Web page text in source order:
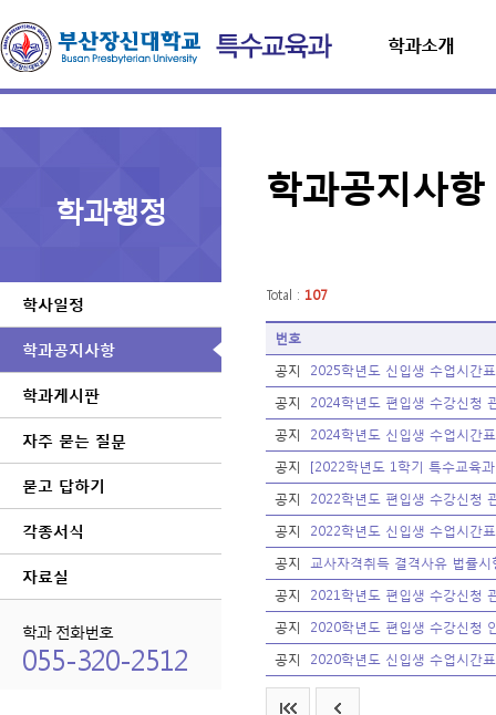
학과소개
학과행정
학사일정
학과공지사항
학과게시판
자주 묻는 질문
묻고 답하기
각종서식
자료실
학과 전화번호
055-320-2512
학과공지사항
Total : 107
번호
공지
2025학년도 신입생 수업시간
공지
2024학년도 편입생 수강신청
공지
2024학년도 신입생 수업시간
공지
[2022학년도 1학기 특수교육
공지
2022학년도 편입생 수강신청
공지
2022학년도 신입생 수업시간
공지
교사자격취득 결격사유 법률
공지
2021학년도 편입생 수강신청
공지
2020학년도 편입생 수강신청
공지
2020학년도 신입생 수업시간